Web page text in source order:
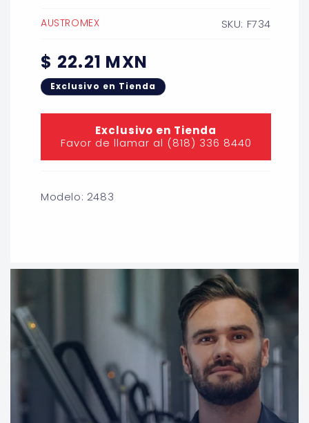
AUSTROMEX SKU: F734
Precio
habitual
$ 22.21 MXN
Exclusivo en Tienda
Exclusivo en Tienda
Favor de llamar al (818) 336 8440
Modelo: 2483